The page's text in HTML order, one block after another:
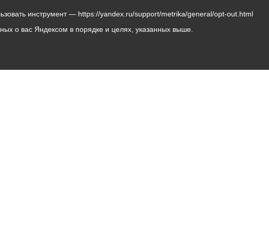
инструмент — https://yandex.ru/support/metrika/general/opt-out.html
о вас Яндексом в порядке и целях, указанных выше.